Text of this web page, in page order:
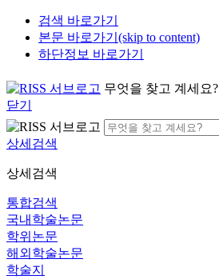
검색 바로가기
본문 바로가기(skip to content)
하단정보 바로가기
무엇을 찾고 계세요?
닫기
상세검색
상세검색
통합검색
국내학술논문
학위논문
해외학술논문
학술지